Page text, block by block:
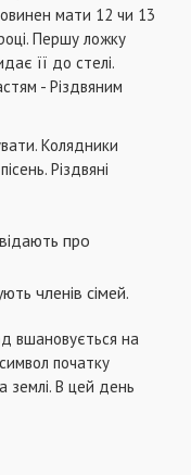
мати 12 чи 13
році. Першу ложку
її до стелі.
- Різдвяним
Колядники
Різдвяні
про
членів сімей.
вшановується на
початку
землі. В цей день